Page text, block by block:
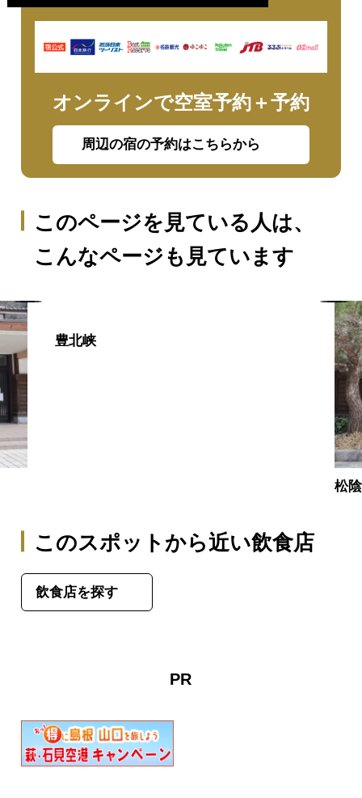
オンラインで空室予約＋予約
周辺の宿の予約はこちらから
このページを見ている人は、
こんなページも見ています
豊北峡
松
このスポットから近い飲食店
飲食店を探す
PR